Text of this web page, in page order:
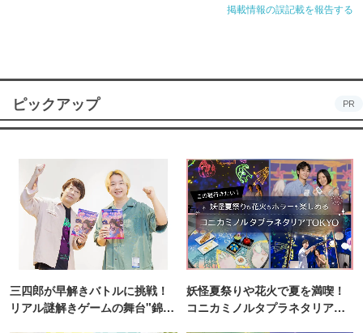
掲載情報の誤記載を報告する
ピックアップ PR
三四郎が早解きバトルに挑戦！
リアル謎解きゲームの舞台"錦糸
妖怪夏祭りや花火で夏を満喫！
コニカミノルタプラネタリア